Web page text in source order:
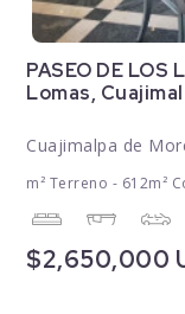
PASEO DE LOS
Lomas,
Cuajimalpa de
m² Terreno - 612m²
$2,650,000